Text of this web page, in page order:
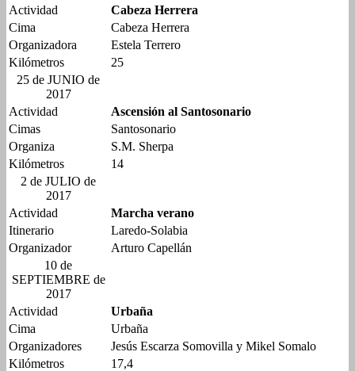
Actividad
Cabeza Herrera
Cima
Cabeza Herrera
Organizadora
Estela Terrero
Kilómetros
25
25 de JUNIO de
2017
Actividad
Ascensión al Santosonario
Cimas
Santosonario
Organiza
S.M. Sherpa
Kilómetros
14
2 de JULIO de
2017
Actividad
Marcha verano
Itinerario
Laredo-Solabia
Organizador
Arturo Capellán
10 de
SEPTIEMBRE de
2017
Actividad
Urbaña
Cima
Urbaña
Organizadores
Jesús Escarza Somovilla y Mikel Somalo
Kilómetros
17,4